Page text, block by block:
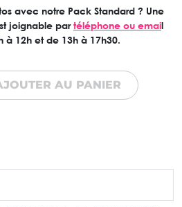
avec notre Pack Standard ? Une
joignable partéléphone ou email
à 12h et de 13h à 17h30.
AU PANIER